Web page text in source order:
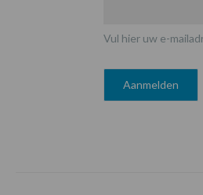
Vul hier uw e-